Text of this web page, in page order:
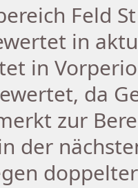
Feld
in
in
da
zur
der